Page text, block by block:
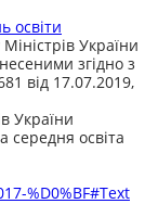
освіти
України
згідно з
від 17.07.2019,
України
середня освіта
%D0%BF#Text